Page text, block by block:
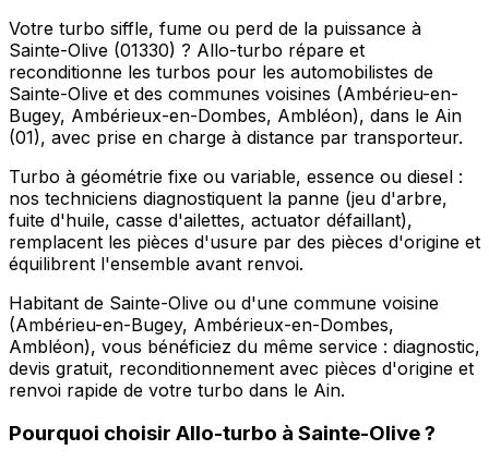
Votre turbo siffle, fume ou perd de la puissance à
Sainte-Olive (01330) ? Allo-turbo répare et
reconditionne les turbos pour les automobilistes de
Sainte-Olive et des communes voisines (Ambérieu-en-
Bugey, Ambérieux-en-Dombes, Ambléon), dans le Ain
(01), avec prise en charge à distance par transporteur.
Turbo à géométrie fixe ou variable, essence ou diesel :
nos techniciens diagnostiquent la panne (jeu d'arbre,
fuite d'huile, casse d'ailettes, actuator défaillant),
remplacent les pièces d'usure par des pièces d'origine et
équilibrent l'ensemble avant renvoi.
Habitant de Sainte-Olive ou d'une commune voisine
(Ambérieu-en-Bugey, Ambérieux-en-Dombes,
Ambléon), vous bénéficiez du même service : diagnostic,
devis gratuit, reconditionnement avec pièces d'origine et
renvoi rapide de votre turbo dans le Ain.
Pourquoi choisir Allo-turbo à Sainte-Olive?